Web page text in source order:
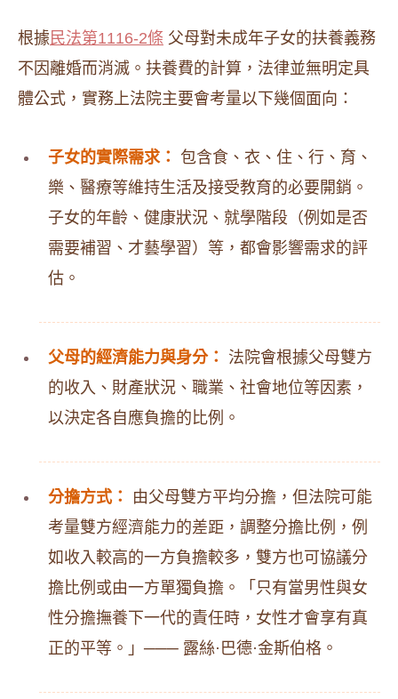
根據 民法第1116-2條 父母對未成年子女的扶養義務
不因離婚而消滅。扶養費的計算，法律並無明定具
體公式，實務上法院主要會考量以下幾個面向：
子女的實際需求： 包含食、衣、住、行、育、
樂、醫療等維持生活及接受教育的必要開銷。
子女的年齡、健康狀況、就學階段（例如是否
需要補習、才藝學習）等，都會影響需求的評
估。
父母的經濟能力與身分：
法院會根據父母雙方
的收入、財產狀況、職業、社會地位等因素，
以決定各自應負擔的比例。
分擔方式：
由父母雙方平均分擔，但法院可能
考量雙方經濟能力的差距，調整分擔比例，例
如收入較高的一方負擔較多，雙方也可協議分
擔比例或由一方單獨負擔。「只有當男性與女
性分擔撫養下一代的責任時，女性才會享有真
正的平等。」─── 露絲·巴德·金斯伯格。